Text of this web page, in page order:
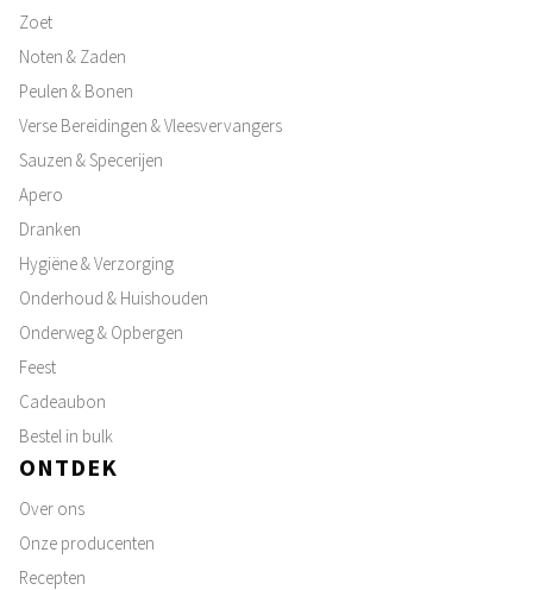
Zoet
Noten & Zaden
Peulen & Bonen
Verse Bereidingen & Vleesvervangers
Sauzen & Specerijen
Apero
Dranken
Hygiëne & Verzorging
Onderhoud & Huishouden
Onderweg & Opbergen
Feest
Cadeaubon
Bestel in bulk
ONTDEK
Over ons
Onze producenten
Recepten